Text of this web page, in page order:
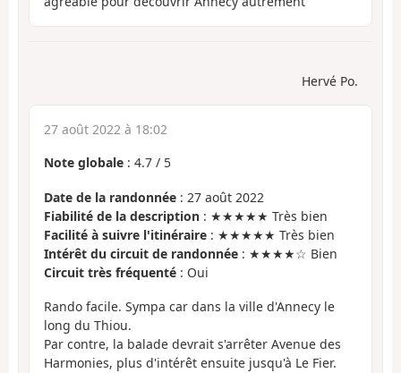
Hervé Po.
27 août 2022 à 18:02
Note globale : 4.7 / 5
Date de la randonnée : 27 août 2022
Fiabilité de la description : ★★★★★ Très bien
Facilité à suivre l'itinéraire : ★★★★★ Très bien
Intérêt du circuit de randonnée : ★★★★☆ Bien
Circuit très fréquenté : Oui
Rando facile. Sympa car dans la ville d'Annecy le
long du Thiou.
Par contre, la balade devrait s'arrêter Avenue des
Harmonies, plus d'intérêt ensuite jusqu'à Le Fier.